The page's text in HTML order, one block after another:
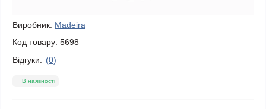
Виробник: Madeira
Код товару: 5698
Відгуки: (0)
В наявності